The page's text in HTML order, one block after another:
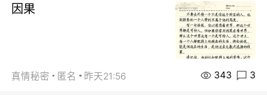
因果
真情秘密 匿名 昨天21:56 343 3